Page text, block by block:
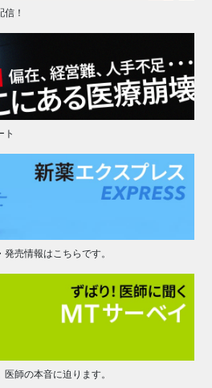
！
ト
売情報はこちらです。
師の本音に迫ります。